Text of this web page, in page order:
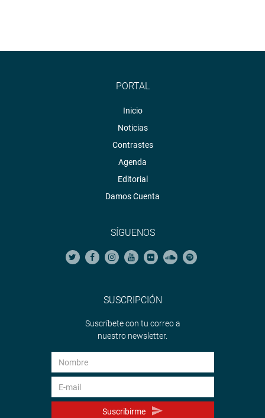
PORTAL
Inicio
Noticias
Contrastes
Agenda
Editorial
Damos Cuenta
SÍGUENOS
SUSCRIPCIÓN
Suscríbete con tu correo a
nuestro newsletter.
Suscribirme